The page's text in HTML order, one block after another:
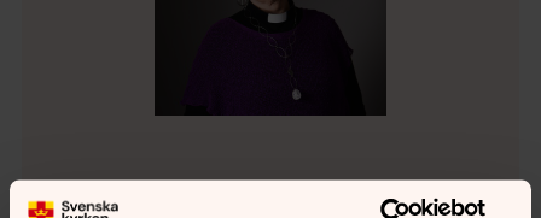
Ingrid Holmström Pavval